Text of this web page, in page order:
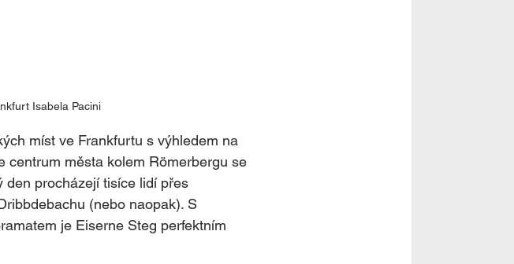
Isabela Pacini
míst ve Frankfurtu s výhledem na
centrum města kolem Römerbergu se
den procházejí tisíce lidí přes
(nebo naopak). S
je Eiserne Steg perfektním